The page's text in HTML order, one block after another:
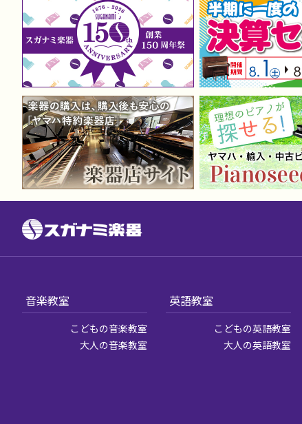
音楽教室
こどもの音楽教室
大人の音楽教室
英語教室
こどもの英語教室
大人の英語教室